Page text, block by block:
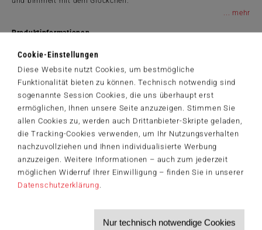
Cookie-Einstellungen
Diese Website nutzt Cookies, um bestmögliche
Funktionalität bieten zu können. Technisch notwendig sind
sogenannte Session Cookies, die uns überhaupt erst
ermöglichen, Ihnen unsere Seite anzuzeigen. Stimmen Sie
allen Cookies zu, werden auch Drittanbieter-Skripte geladen,
die Tracking-Cookies verwenden, um Ihr Nutzungsverhalten
nachzuvollziehen und Ihnen individualisierte Werbung
anzuzeigen. Weitere Informationen – auch zum jederzeit
möglichen Widerruf Ihrer Einwilligung – finden Sie in unserer
Datenschutzerklärung.
Nur technisch notwendige Cookies
...
Produktinformationen
14 x 12.3 x 8.5 cm
15,99 €
Zum Shop
Artikelnummer: 62023
Der Schmidt-Spiele-Newsletter
Jetzt anmelden und 5€ Willkommensrabatt sichern
Willkommensgutschein in Höhe von 5€ für Ihren nächsten Einkauf im